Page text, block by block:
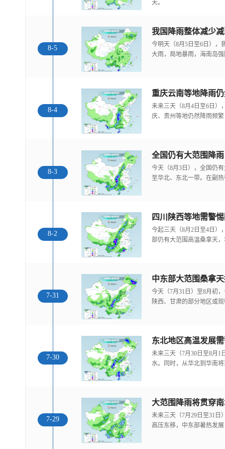
天。
8-5
我国降雨整体减少
今明天（8月5日至6日），
大雨，局地暴雨，海南岛
8-4
重庆云南等地降雨
未来三天（8月4日至6日）
庆、贵州等地仍然降雨频
8-3
全国仍有大范围降
今天（8月3日），全国仍
至华北、东北一带。在副
8-2
今起三天（8月2日至4日）
部仍有大范围高温桑拿天
7-31
中东部大范围桑拿
今天（7月31日）至8月初
陕西、甘肃的部分地区或
7-30
东北地区高温发展
未来三天（7月30日至8月1
水。同时，从华北到华南
7-29
大范围降雨将贯穿
未来三天（7月29日至31日
高压东移，中东部暑热发